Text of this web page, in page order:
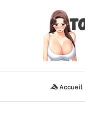
Accueil